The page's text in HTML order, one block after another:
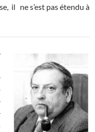
il ne s’est pas étendu à